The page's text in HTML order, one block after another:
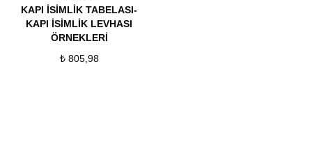
KAPI İSİMLİK TABELASI-
KAPI İSİMLİK LEVHASI
ÖRNEKLERİ
₺805,98